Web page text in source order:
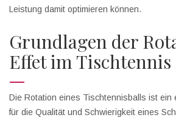
Leistung damit optimieren können.
Grundlagen der
Effet im Tischtennis
Die Rotation eines Tischtennisballs ist ein
für die Qualität und Schwierigkeit eines